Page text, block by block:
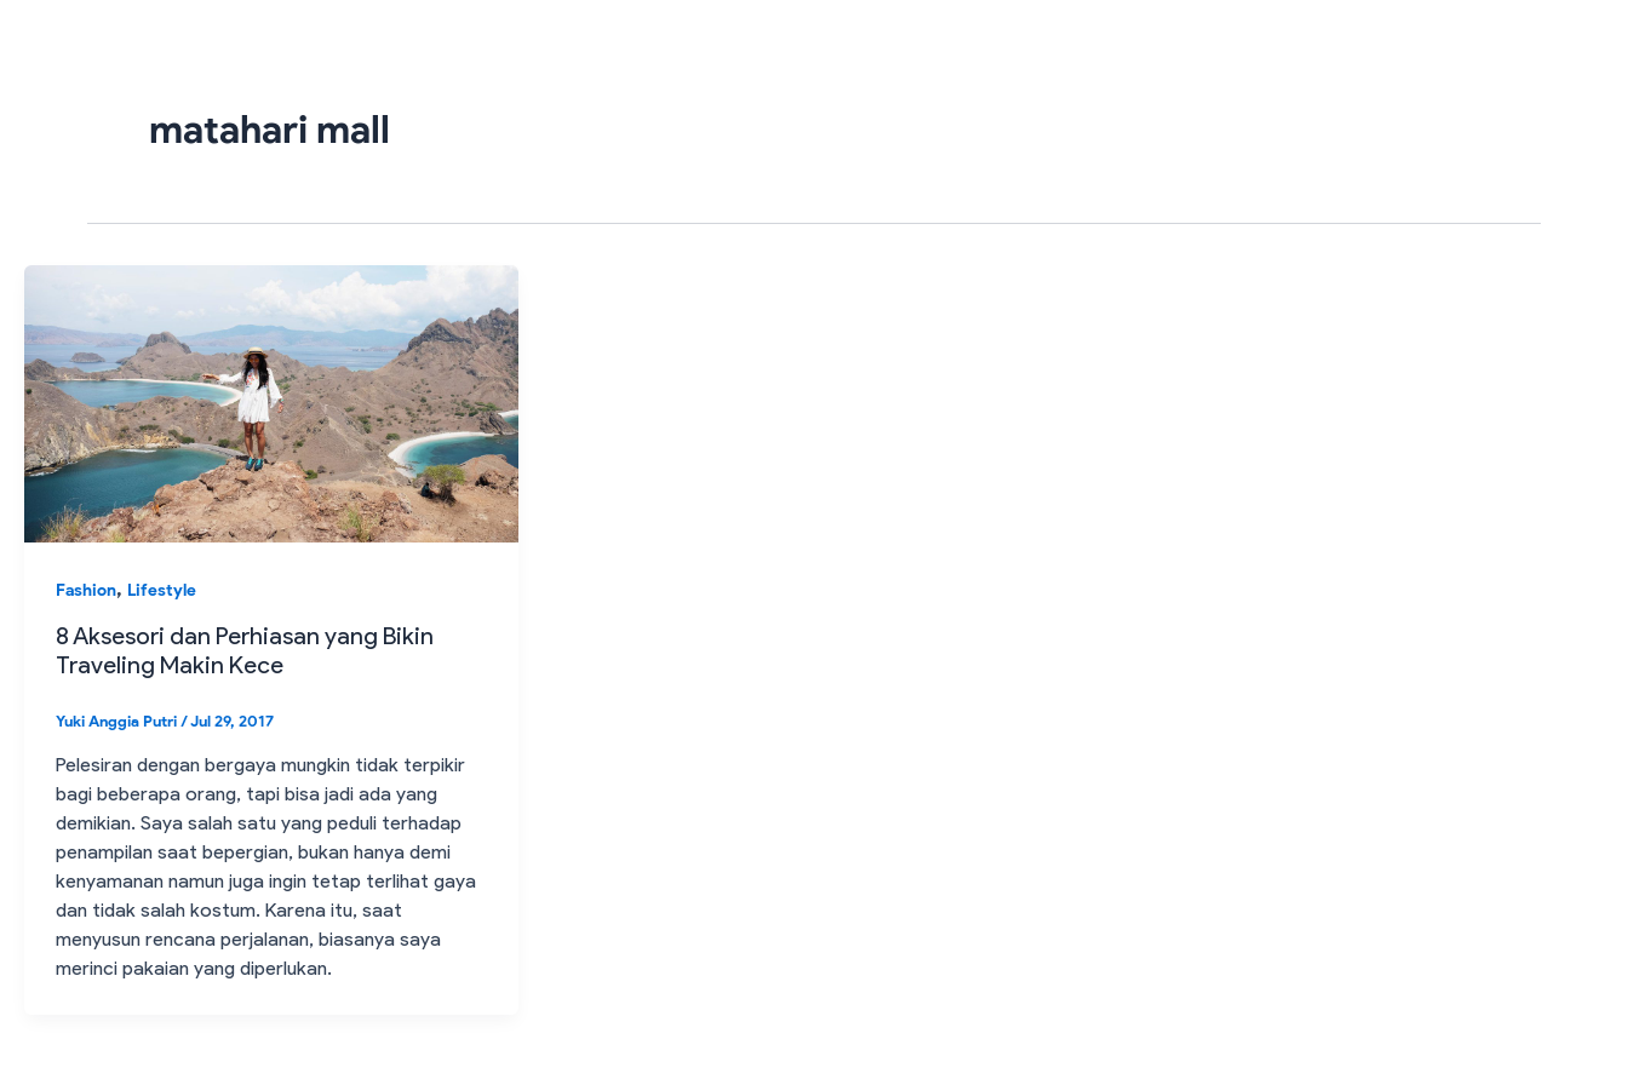
matahari mall
Fashion, Lifestyle
8 Aksesori dan Perhiasan yang Bikin
Traveling Makin Kece
Yuki Anggia Putri /Jul 29, 2017
Pelesiran dengan bergaya mungkin tidak terpikir
bagi beberapa orang, tapi bisa jadi ada yang
demikian. Saya salah satu yang peduli terhadap
penampilan saat bepergian, bukan hanya demi
kenyamanan namun juga ingin tetap terlihat gaya
dan tidak salah kostum. Karena itu, saat
menyusun rencana perjalanan, biasanya saya
merinci pakaian yang diperlukan.